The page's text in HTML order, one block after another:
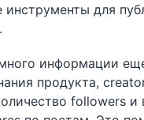
для
информации
продукта,
followers